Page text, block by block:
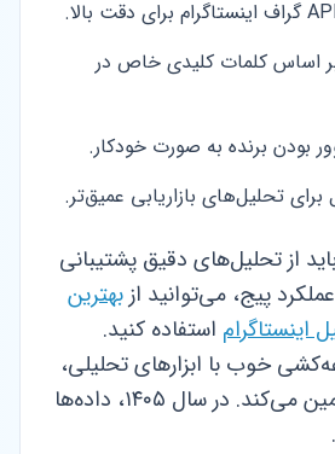
بر اساس کلمات کلیدی خاص در
بودن برنده به صورت خودکار.
تحلیل‌های بازاریابی عمیق‌تر.
از تحلیل‌های دقیق پشتیبانی
پیج، می‌توانید از بهترین
اینستاگرام استفاده کنید.
خوب با ابزارهای تحلیلی،
موفقیت شما را تضمین می‌کند. در سال ۱۴۰۵، داده‌ها